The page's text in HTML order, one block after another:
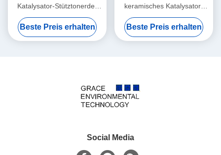
Katalysator-Stütztonerde-
Zelldichte 300 400 600
Beste Preis erhalten
keramisches Katalysator-
Fördermaschinen-
Katalysator-Bienenwaben-
Material
Beste Preis erhalten
Social Media